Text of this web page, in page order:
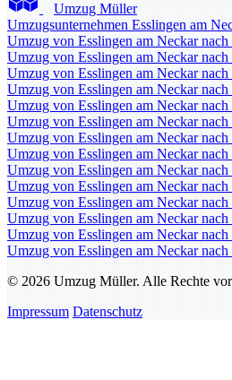
Umzug Müller
Umzugsunternehmen Esslingen am
Umzug von Esslingen am Neckar
Umzug von Esslingen am Neckar
Umzug von Esslingen am Neckar
Umzug von Esslingen am Neckar
Umzug von Esslingen am Neckar
Umzug von Esslingen am Neckar nach
Umzug von Esslingen am Neckar
Umzug von Esslingen am Neckar
Umzug von Esslingen am Neckar
Umzug von Esslingen am Neckar nach
Umzug von Esslingen am Neckar nach
Umzug von Esslingen am Neckar
Umzug von Esslingen am Neckar
Umzug von Esslingen am Neckar nach
© 2026 Umzug Müller. Alle Rechte
Impressum Datenschutz